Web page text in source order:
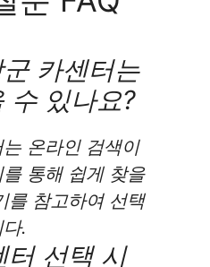
카센터는
수 있나요?
온라인 검색이
통해 쉽게 찾을
를 참고하여 선택
.
터 선택 시